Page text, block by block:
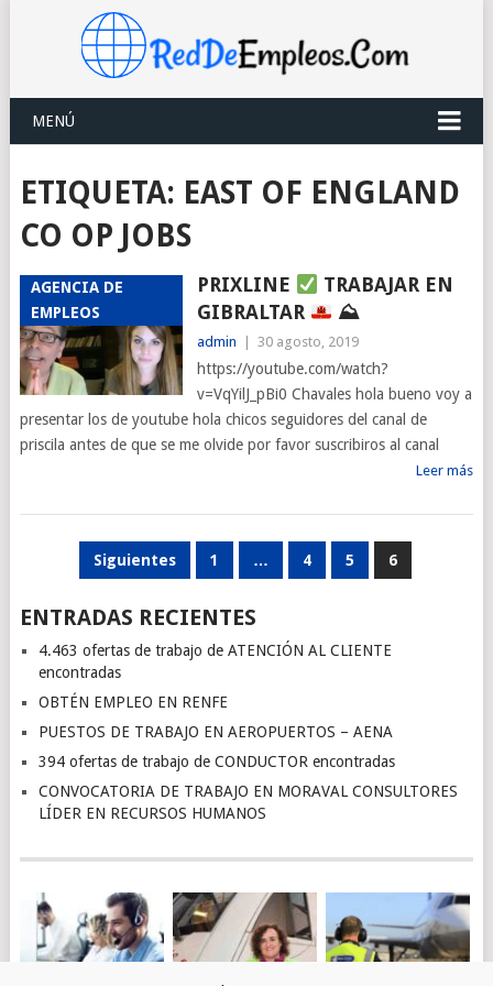
MENÚ
ETIQUETA: EAST OF ENGLAND
CO OP JOBS
AGENCIA DE
EMPLEOS
PRIXLINE
TRABAJAR EN
GIBRALTAR
⛰
admin 30 agosto, 2019
https://youtube.com/watch?
v=VqYilJ_pBi0 Chavales hola bueno voy a
presentar los de youtube hola chicos seguidores del canal de
priscila antes de que se me olvide por favor suscribiros al canal
Leer más
PAGINACIÓN
ENTRADAS
Siguientes 1 … 4 5 6
ENTRADAS RECIENTES
4.463 ofertas de trabajo de ATENCIÓN AL CLIENTE
encontradas
OBTÉN EMPLEO EN RENFE
PUESTOS DE TRABAJO EN AEROPUERTOS – AENA
394 ofertas de trabajo de CONDUCTOR encontradas
CONVOCATORIA DE TRABAJO EN MORAVAL CONSULTORES
LÍDER EN RECURSOS HUMANOS